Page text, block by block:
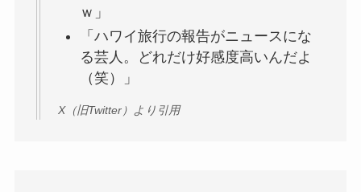
ｗ」
「ハワイ旅行の報告がニュースにな
る芸人。どれだけ好感度高いんだよ
（笑）」
X（旧Twitter）より引用